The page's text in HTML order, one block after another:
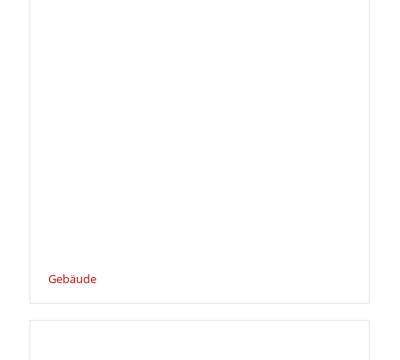
Gebäude